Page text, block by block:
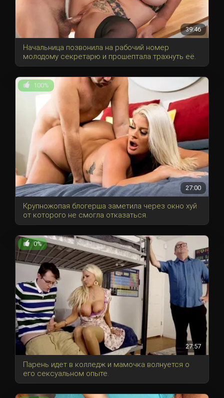
39:46
Начальница позвонила на рабочий номер
молодому секретарю и прошептала трахнуть её.
100%
27:00
Крупножопая блогерша заметила через окно хуй
от которого не смогла отказаться.
0%
27:57
Парень идет в колледж и мамочка волнуется о
его сексуальном опыте.